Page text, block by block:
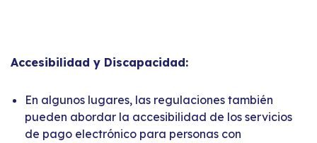
Accesibilidad y Discapacidad:
En algunos lugares, las regulaciones también
pueden abordar la accesibilidad de los servicios
de pago electrónico para personas con